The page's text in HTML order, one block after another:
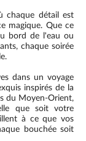
chaque détail est
magique. Que ce
chaque soirée
dans un voyage
inspirés de la
du Moyen-Orient,
que soit votre
à ce que vos
bouchée soit